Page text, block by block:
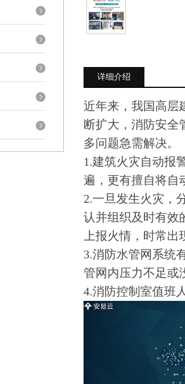
详细介绍
近年来，我国高层
断扩大，消防安全
多问题急需解决。
1.建筑火灾自动报
遍，更有擅自将自
2.一旦发生火灾，
认并组织及时有效
上报火情，时常
3.消防水管网系统
管网内压力不足或
4.消防控制室值班